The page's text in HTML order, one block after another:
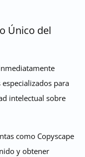
Único del
para
intelectual sobre
como Copyscape
y obtener